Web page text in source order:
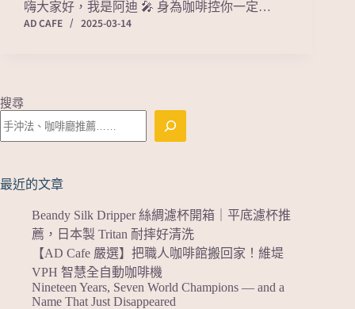
嗨大家好，我是阿迪 🎤 身為咖啡控你一定…
AD CAFE
2025-03-14
搜尋
最近的文章
Beandy Silk Dripper 絲綢濾杯開箱｜平底濾杯推
薦，日本製 Tritan 耐摔好清洗
【AD Cafe 嚴選】把職人咖啡館搬回家！維堤
VPH 智慧全自動咖啡機
Nineteen Years, Seven World Champions — and a
Name That Just Disappeared